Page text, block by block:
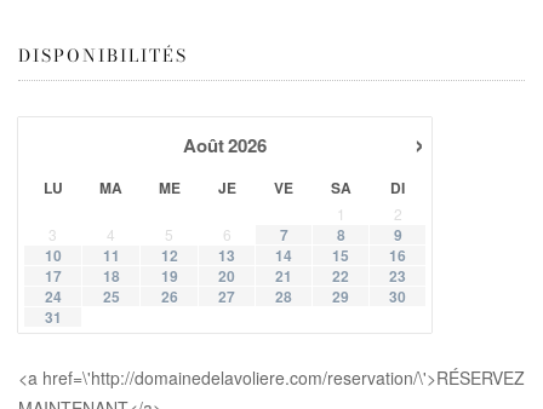
DISPONIBILITÉS
›
Août2026
LU MA ME JE VE SA DI
1
2
3
4 5 6 7 8
9
10
11 12 13 14 15
16
17
18 19 20 21 22
23
24
25 26 27 28 29
30
31
<a href=\'http://domainedelavoliere.com/reservation/\'>RÉSERVEZ